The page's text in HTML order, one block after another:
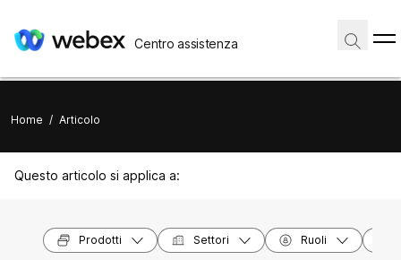
Centro assistenza
Home / Articolo
Questo articolo si applica a:
Prodotti Settori Ruoli